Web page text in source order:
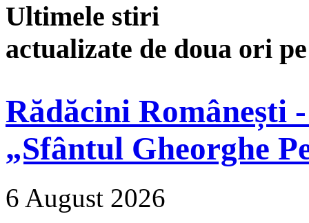
Ultimele stiri
actualizate de doua ori
Rădăcini Românești
„Sfântul Gheorghe
6 August 2026